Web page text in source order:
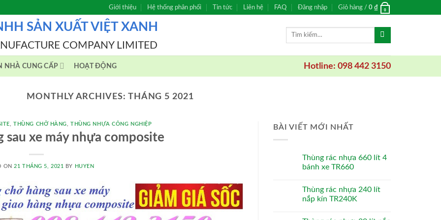
Giới thiệu Hệ thống phân phối Tin tức Liên hệ FAQ Đăng nhập Giỏ hàng / 0 ₫ 0
SẢN XUẤT VIỆT XANH
COMPANY LIMITED
Tìm
NHÀ CUNG CẤP HOẠT ĐỘNG Hotline: 098 442 3150
MONTHLY ARCHIVES: THÁNG 5 2021
,THÙNG CHỞ HÀNG ,THÙNG NHỰA CÔNG NGHIỆP
sau xe máy nhựa composite
ON21 THÁNG 5, 2021 BY HUYEN
BÀI VIẾT MỚI NHẤT
Thùng rác nhựa 660 lít 4
bánh xe TR660
Thùng rác nhựa 240 lít
nắp kín TR240K